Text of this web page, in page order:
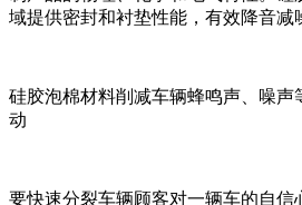
域提供密封和衬垫性能，有效降音减
硅胶泡棉材料削减车辆蜂鸣声、噪声
动
要快速分裂车辆顾客对一辆车的自信